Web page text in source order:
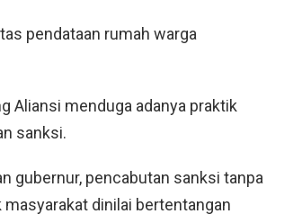
pendataan rumah warga
Aliansi menduga adanya praktik
sanksi.
gubernur, pencabutan sanksi tanpa
dinilai bertentangan